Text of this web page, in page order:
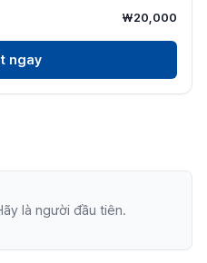
₩20,000
ngay
là người đầu tiên.